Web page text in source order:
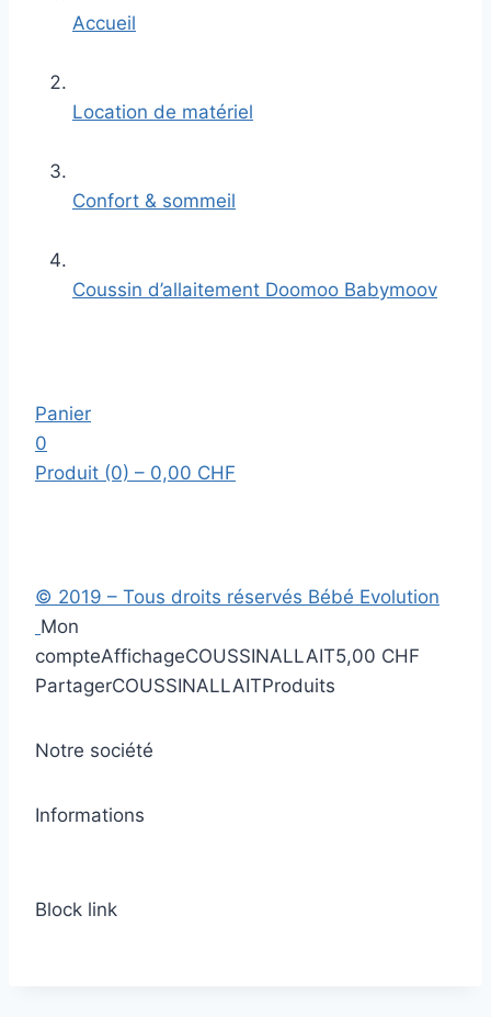
Accueil
Location de matériel
Confort & sommeil
Coussin d’allaitement Doomoo Babymoov
Panier
0
Produit (0) – 0,00 CHF
© 2019 – Tous droits réservés Bébé Evolution
Mon
compteAffichageCOUSSINALLAIT5,00 CHF
PartagerCOUSSINALLAITProduits
Notre société
Informations
Block link